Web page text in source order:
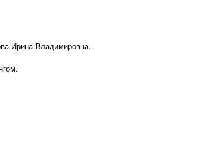
Ирина Владимировна.